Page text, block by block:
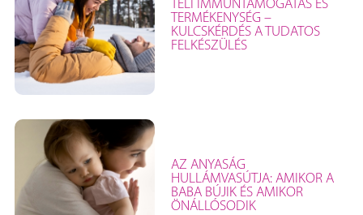
TÉLI IMMUNTÁMOGATÁS ÉS
TERMÉKENYSÉG –
KULCSKÉRDÉS A TUDATOS
FELKÉSZÜLÉS
AZ ANYASÁG
HULLÁMVASÚTJA: AMIKOR A
BABA BÚJIK ÉS AMIKOR
ÖNÁLLÓSODIK